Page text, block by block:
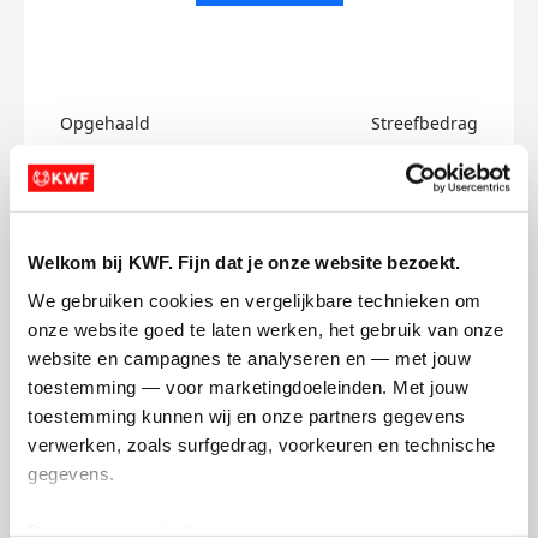
Welkom bij KWF. Fijn dat je onze website bezoekt.
We gebruiken cookies en vergelijkbare technieken om
onze website goed te laten werken, het gebruik van onze
website en campagnes te analyseren en — met jouw
toestemming — voor marketingdoeleinden. Met jouw
toestemming kunnen wij en onze partners gegevens
verwerken, zoals surfgedrag, voorkeuren en technische
gegevens.
Opgehaald Streefbedrag
Sid's badges